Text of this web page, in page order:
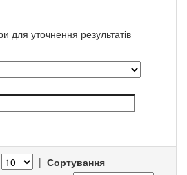
для уточнення результатів
| Сортування